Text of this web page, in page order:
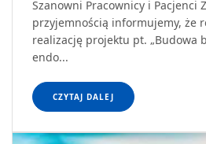
Szanowni Pracownicy i Pacjenci
przyjemnością informujemy, że
realizację projektu pt. „Budowa
endo...
CZYTAJ DALEJ